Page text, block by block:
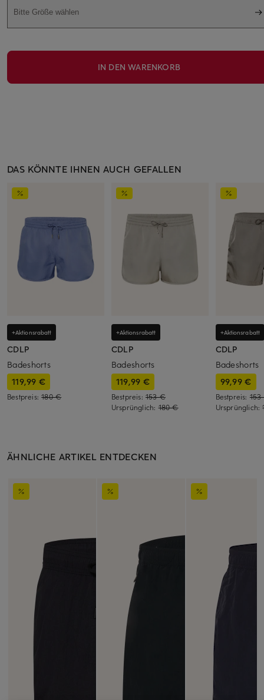
Bitte Größe wählen
IN DEN WARENKORB
DAS KÖNNTE IHNEN AUCH GEFALLEN
+Aktionsrabatt
CDLP
Badeshorts
119,99 €
Bestpreis:180 €
+Aktionsrabatt
CDLP
Badeshorts
119,99 €
Bestpreis: 153 €
Ursprünglich:180 €
+Aktionsrabatt
CDLP
Badeshorts
99,99 €
Bestpreis:
Ursprünglich:
ÄHNLICHE ARTIKEL ENTDECKEN